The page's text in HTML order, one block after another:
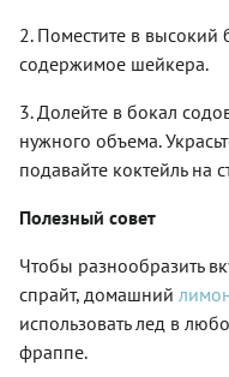
2. Поместите в высокий
содержимое шейкера.
3. Долейте в бокал
нужного объема.
подавайте коктейль на
Полезный совет
Чтобы разнообразить
спрайт, домашний
использовать лед в
фраппе.